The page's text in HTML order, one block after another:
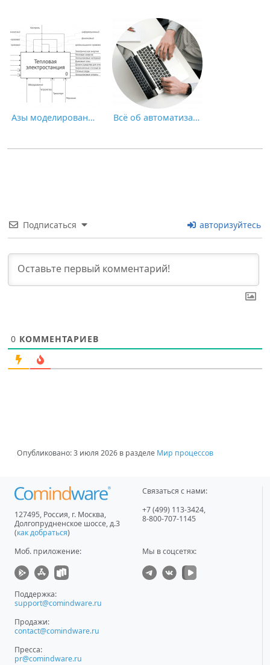
Азы моделирования в idef0 Всё об автоматизации бизнес-процессов
Подписаться авторизуйтесь
0 КОММЕНТАРИЕВ
Опубликовано:3 июля 2026 в разделе Мир процессов
127495, Россия, г. Москва,
Долгопрудненское шоссе, д.3
(как добраться)
Связаться с нами:
+7 (499) 113-3424,
8-800-707-1145
Моб. приложение: Мы в соцсетях:
Поддержка:
support@comindware.ru
Продажи:
contact@comindware.ru
Пресса:
pr@comindware.ru